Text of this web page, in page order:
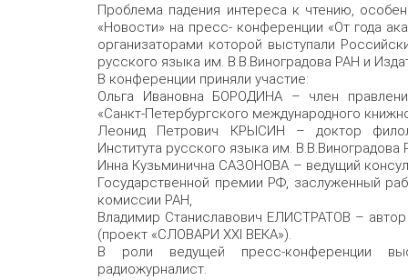
Проблема падения интереса к чтению,
«Новости» на пресс- конференции «От года
организаторами которой выступали
русского языка им. В.В.Виноградова РАН и
В конференции приняли участие:
Ольга Ивановна БОРОДИНА – член
«Санкт-Петербургского международного
Леонид Петрович КРЫСИН – доктор
Института русского языка им. В.В.Виноградова
Инна Кузьминична САЗОНОВА – ведущий
Государственной премии РФ, заслуженный
комиссии РАН,
Владимир Станиславович ЕЛИСТРАТОВ –
(проект «СЛОВАРИ XXI ВЕКА»).
В роли ведущей пресс-конференции
радиожурналист.